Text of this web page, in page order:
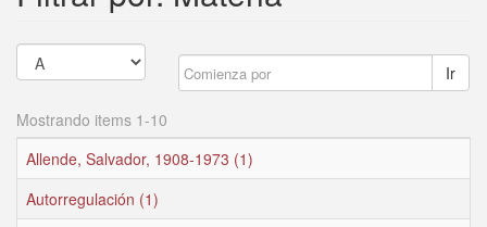
Ir
Mostrando items 1-10
Allende, Salvador, 1908-1973 (1)
Autorregulación (1)